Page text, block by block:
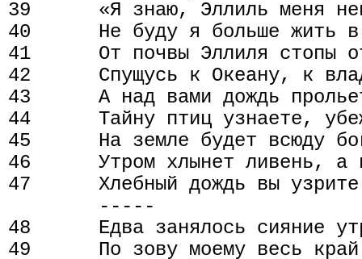
39      «Я знаю, Эллиль меня
40      Не буду я больше жить в
41      От почвы Эллиля стопы
42      Спущусь к Океану, к
43      А над вами дождь
44      Тайну птиц узнаете,
45      На земле будет всюду
46      Утром хлынет ливень, а
47      Хлебный дождь вы
        -----
48      Едва занялось сияние
49      По зову моему весь край